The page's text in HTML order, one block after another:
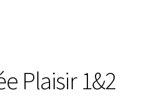
Plaisir 1&2